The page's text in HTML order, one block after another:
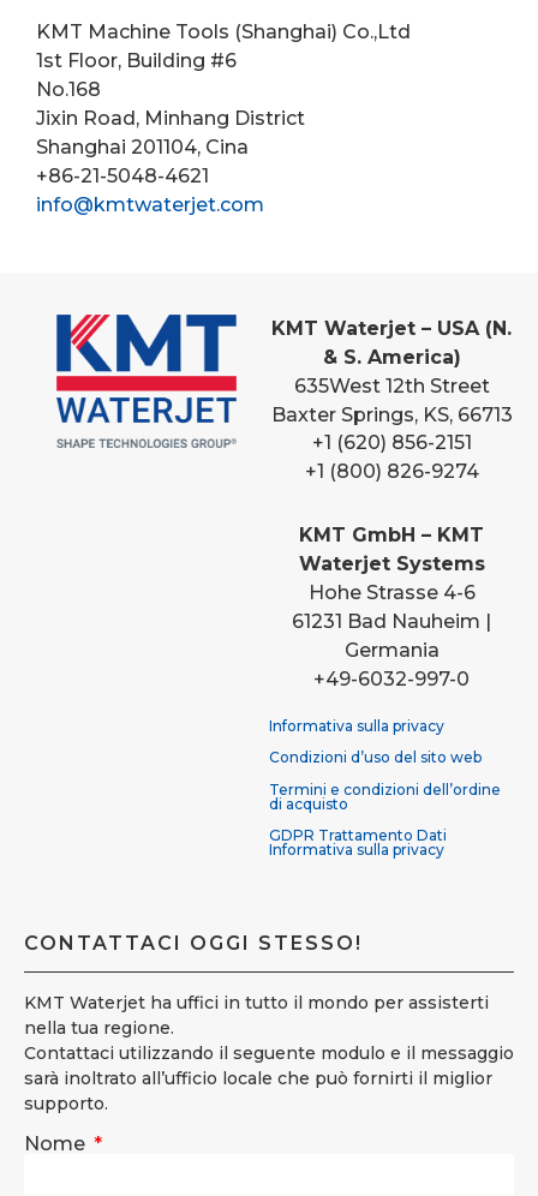
KMT Machine Tools (Shanghai) Co.,Ltd
1st Floor, Building #6
No.168
Jixin Road, Minhang District
Shanghai 201104, Cina
+86-21-5048-4621
info@kmtwaterjet.com
KMT Waterjet – USA (N.
& S. America)
635West 12th Street
Baxter Springs, KS, 66713
+1 (620) 856-2151
+1 (800) 826-9274
KMT GmbH – KMT
Waterjet Systems
Hohe Strasse 4-6
61231 Bad Nauheim |
Germania
+49-6032-997-0
Informativa sulla privacy
Condizioni d’uso del sito web
Termini e condizioni dell’ordine
di acquisto
GDPR Trattamento Dati
Informativa sulla privacy
CONTATTACI OGGI STESSO!
KMT Waterjet ha uffici in tutto il mondo per assisterti
nella tua regione.
Contattaci utilizzando il seguente modulo e il messaggio
sarà inoltrato all’ufficio locale che può fornirti il miglior
supporto.
Nome